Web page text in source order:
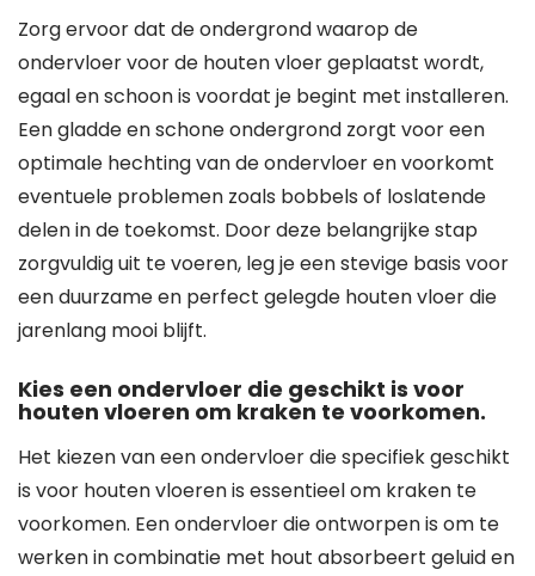
Zorg ervoor dat de ondergrond waarop de
ondervloer voor de houten vloer geplaatst wordt,
egaal en schoon is voordat je begint met installeren.
Een gladde en schone ondergrond zorgt voor een
optimale hechting van de ondervloer en voorkomt
eventuele problemen zoals bobbels of loslatende
delen in de toekomst. Door deze belangrijke stap
zorgvuldig uit te voeren, leg je een stevige basis voor
een duurzame en perfect gelegde houten vloer die
jarenlang mooi blijft.
Kies een ondervloer die geschikt is voor
houten vloeren om kraken te voorkomen.
Het kiezen van een ondervloer die specifiek geschikt
is voor houten vloeren is essentieel om kraken te
voorkomen. Een ondervloer die ontworpen is om te
werken in combinatie met hout absorbeert geluid en